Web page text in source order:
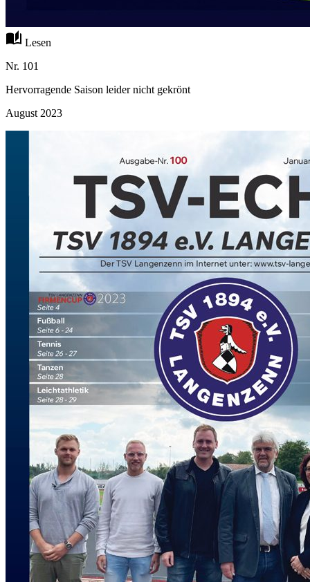
auto_stories Lesen
Nr. 101
Hervorragende Saison leider nicht gekrönt
August 2023